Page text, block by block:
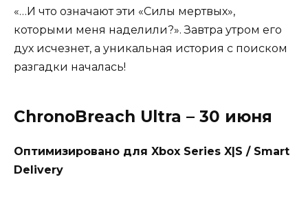
«…И что означают эти «Силы мертвых»,
которыми меня наделили?». Завтра утром его
дух исчезнет, а уникальная история с поиском
разгадки началась!
ChronoBreach Ultra – 30 июня
Оптимизировано для Xbox Series X|S / Smart
Delivery